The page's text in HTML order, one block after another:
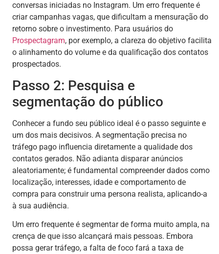
conversas iniciadas no Instagram. Um erro frequente é
criar campanhas vagas, que dificultam a mensuração do
retorno sobre o investimento. Para usuários do
Prospectagram, por exemplo, a clareza do objetivo facilita
o alinhamento do volume e da qualificação dos contatos
prospectados.
Passo 2: Pesquisa e
segmentação do público
Conhecer a fundo seu público ideal é o passo seguinte e
um dos mais decisivos. A segmentação precisa no
tráfego pago influencia diretamente a qualidade dos
contatos gerados. Não adianta disparar anúncios
aleatoriamente; é fundamental compreender dados como
localização, interesses, idade e comportamento de
compra para construir uma persona realista, aplicando-a
à sua audiência.
Um erro frequente é segmentar de forma muito ampla, na
crença de que isso alcançará mais pessoas. Embora
possa gerar tráfego, a falta de foco fará a taxa de